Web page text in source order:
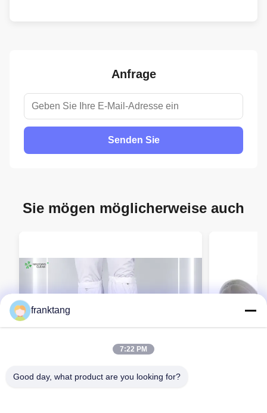
Anfrage
Senden Sie
Sie mögen möglicherweise auch
franktang
7:22 PM
Good day, what product are you looking for?